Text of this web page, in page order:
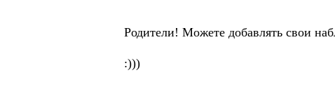
Родители! Можете добавлять свои
:)))